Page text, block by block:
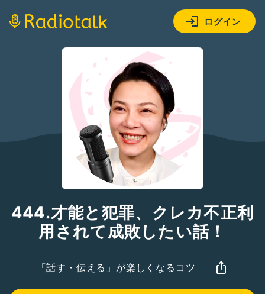
ログイン
444.才能と犯罪、クレカ不正利
用されて成敗したい話！
「話す・伝える」が楽しくなるコツ